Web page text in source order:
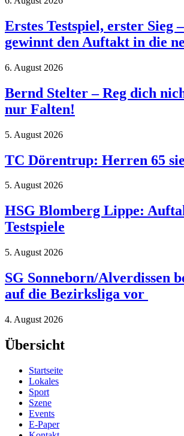
Erstes Testspiel, erster Sieg
gewinnt den Auftakt in die
6. August 2026
Bernd Stelter – Reg dich
nur Falten!
5. August 2026
TC Dörentrup: Herren 65
5. August 2026
HSG Blomberg Lippe:
Testspiele
5. August 2026
SG Sonneborn/Alverdissen
auf die Bezirksliga vor
4. August 2026
Übersicht
Startseite
Lokales
Sport
Szene
Events
E-Paper